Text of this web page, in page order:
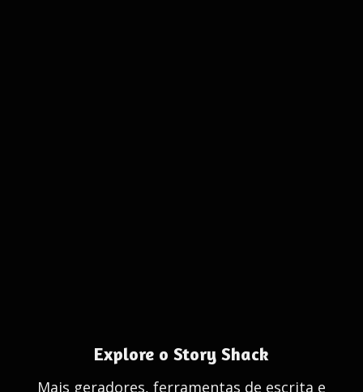
Explore o Story Shack
Mais geradores, ferramentas de escrita e